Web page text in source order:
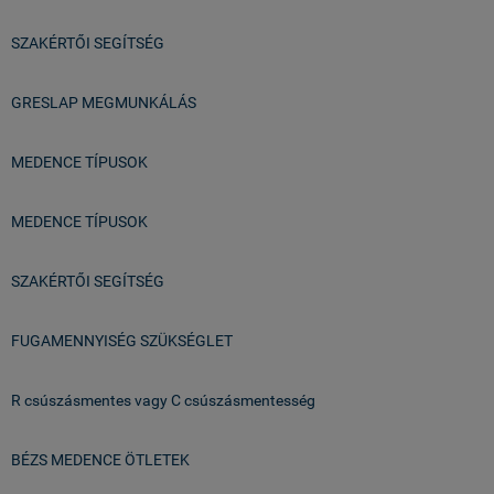
SZAKÉRTŐI SEGÍTSÉG
GRESLAP MEGMUNKÁLÁS
MEDENCE TÍPUSOK
MEDENCE TÍPUSOK
SZAKÉRTŐI SEGÍTSÉG
FUGAMENNYISÉG SZÜKSÉGLET
R csúszásmentes vagy C csúszásmentesség
BÉZS MEDENCE ÖTLETEK